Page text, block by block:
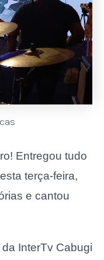
Entregou tudo
terça-feira,
e cantou
InterTv Cabugi